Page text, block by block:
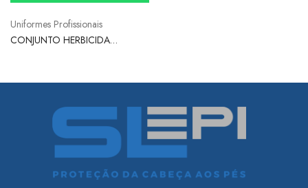
Uniformes Profissionais
CONJUNTO HERBICIDA